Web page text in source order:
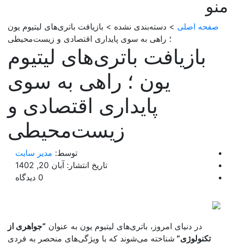
اصلی> دسته‌بندی نشده > بازیافت باتری‌های لیتیوم یون
؛ راهی به سوی پایداری اقتصادی و زیست‌محیطی
بازیافت باتری‌های لیتیوم
یون ؛ راهی به سوی
پایداری اقتصادی و
زیست‌محیطی
توسط:مدیر سایت
تاریخ انتشار: آبان 20, 1402
در دنیای امروز، باتری‌های لیتیوم یون به عنوان“جواهری از
تکنولوژی”شناخته می‌شوند که با ویژگی‌های منحصر به فردی